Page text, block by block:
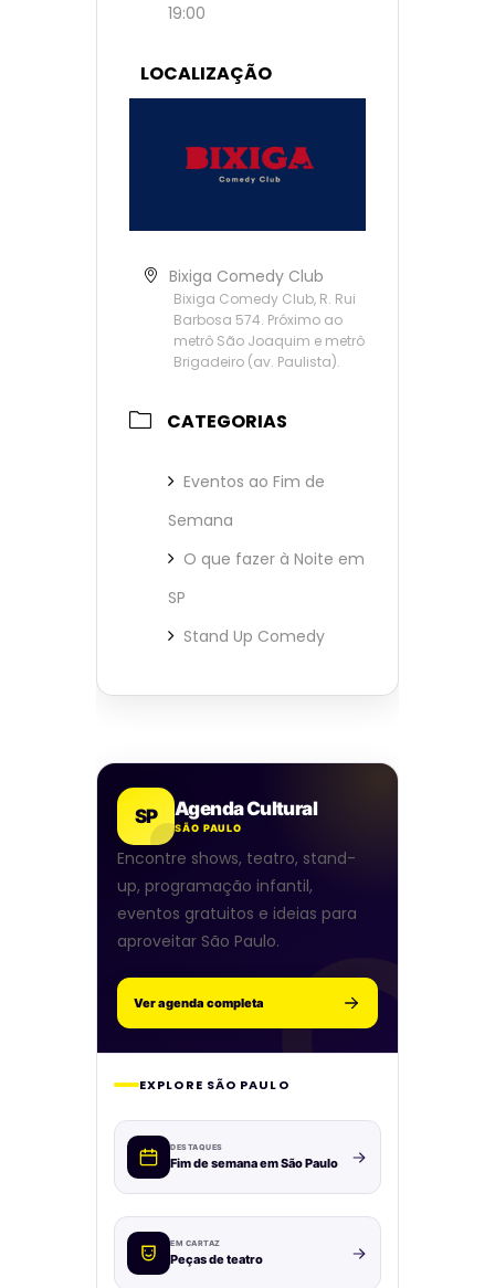
19:00
LOCALIZAÇÃO
Bixiga Comedy Club
Bixiga Comedy Club, R. Rui
Barbosa 574. Próximo ao
metrô São Joaquim e metrô
Brigadeiro (av. Paulista).
CATEGORIAS
Eventos ao Fim de
Semana
O que fazer à Noite em
SP
Stand Up Comedy
SP Agenda Cultural
SÃO PAULO
Encontre shows, teatro, stand-
up, programação infantil,
eventos gratuitos e ideias para
aproveitar São Paulo.
Ver agenda completa
EXPLORE SÃO PAULO
DESTAQUES
Fim de semana em São Paulo
EM CARTAZ
Peças de teatro